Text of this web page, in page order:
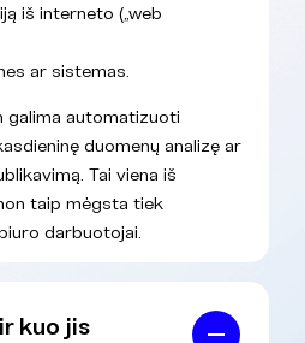
iš interneto („web
ar sistemas.
galima automatizuoti
duomenų analizę ar
Tai viena iš
taip mėgsta tiek
darbuotojai.
kuo jis